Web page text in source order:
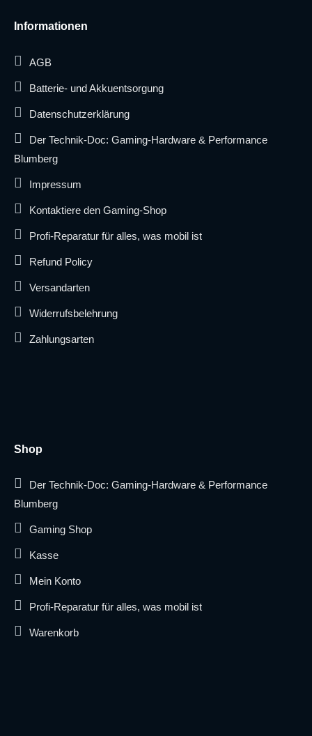
Informationen
AGB
Batterie- und Akkuentsorgung
Datenschutzerklärung
Der Technik-Doc: Gaming-Hardware & Performance
Blumberg
Impressum
Kontaktiere den Gaming-Shop
Profi-Reparatur für alles, was mobil ist
Refund Policy
Versandarten
Widerrufsbelehrung
Zahlungsarten
Shop
Der Technik-Doc: Gaming-Hardware & Performance
Blumberg
Gaming Shop
Kasse
Mein Konto
Profi-Reparatur für alles, was mobil ist
Warenkorb